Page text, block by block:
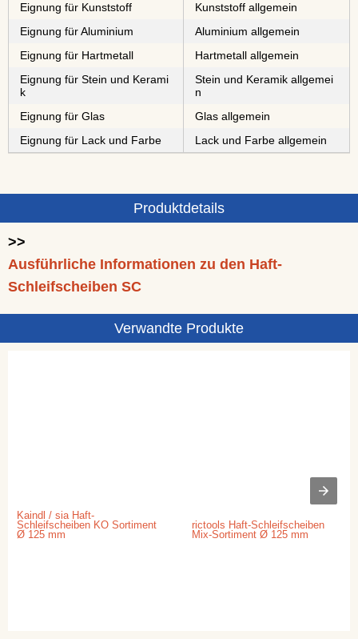
Eignung für Kunststoff
Kunststoff allgemein
Eignung für Aluminium
Aluminium allgemein
Eignung für Hartmetall
Hartmetall allgemein
Eignung für Stein und Kerami
k
Stein und Keramik allgemei
n
Eignung für Glas
Glas allgemein
Eignung für Lack und Farbe
Lack und Farbe allgemein
Produktdetails
>>
Ausführliche Informationen zu den Haft-
Schleifscheiben SC
Verwandte Produkte
Kaindl / sia Haft-
Schleifscheiben KO Sortiment
Ø 125 mm
rictools Haft-Schleifscheiben
Mix-Sortiment Ø 125 mm